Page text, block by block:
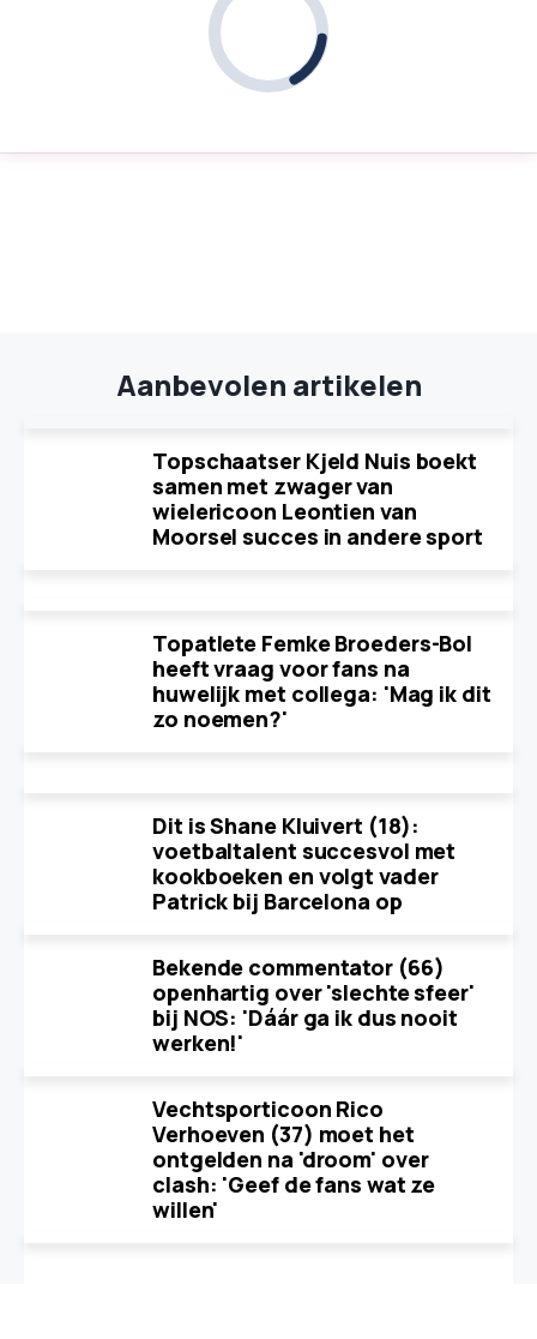
Aanbevolen artikelen
Topschaatser Kjeld Nuis boekt
samen met zwager van
wielericoon Leontien van
Moorsel succes in andere sport
Topatlete Femke Broeders-Bol
heeft vraag voor fans na
huwelijk met collega: 'Mag ik dit
zo noemen?'
Dit is Shane Kluivert (18):
voetbaltalent succesvol met
kookboeken en volgt vader
Patrick bij Barcelona op
Bekende commentator (66)
openhartig over 'slechte sfeer'
bij NOS: 'Dáár ga ik dus nooit
werken!'
Vechtsporticoon Rico
Verhoeven (37) moet het
ontgelden na 'droom' over
clash: 'Geef de fans wat ze
willen'